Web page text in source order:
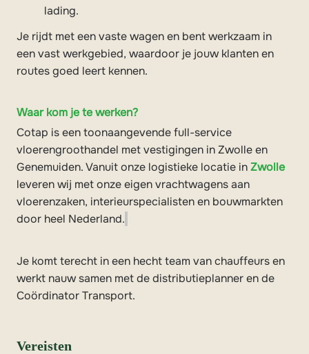
lading.
Je rijdt met een vaste wagen en bent werkzaam in
een vast werkgebied, waardoor je jouw klanten en
routes goed leert kennen.
Waar kom je te werken?
Cotap is een toonaangevende full-service
vloerengroothandel met vestigingen in Zwolle en
Genemuiden. Vanuit onze logistieke locatie inZwolle
leveren wij met onze eigen vrachtwagens aan
vloerenzaken, interieurspecialisten en bouwmarkten
door heel Nederland.
Je komt terecht in een hecht team van chauffeurs en
werkt nauw samen met de distributieplanner en de
Coördinator Transport.
Vereisten